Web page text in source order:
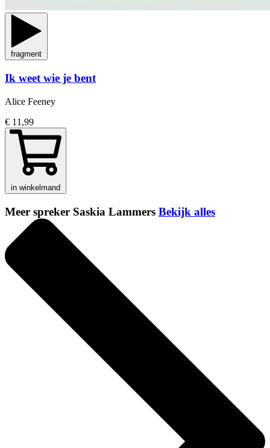
fragment
Ik weet wie je bent
Alice Feeney
€ 11,99
in winkelmand
Meer spreker Saskia Lammers Bekijk alles